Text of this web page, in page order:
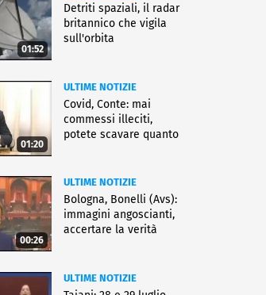
01:52
Detriti spaziali, il radar
britannico che vigila
sull'orbita
01:20
ULTIME NOTIZIE
Covid, Conte: mai
commessi illeciti,
potete scavare quanto
00:26
ULTIME NOTIZIE
Bologna, Bonelli (Avs):
immagini angoscianti,
accertare la verità
ULTIME NOTIZIE